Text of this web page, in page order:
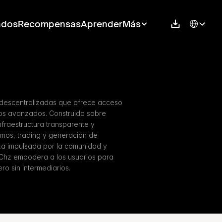
RecompensasAprenderMás Select
que ofrece acceso
avanzados. Construido sobre
transparente y
trading y generación de
impulsada por la comunidad y
empodera a los usuarios para
sin intermediarios.